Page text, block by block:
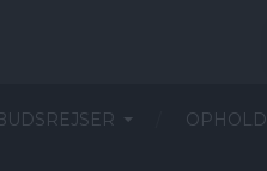
OPHOLD